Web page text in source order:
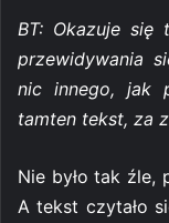
BT: Okazuje się
przewidywania
nic innego, jak
tamten tekst, za
Nie było tak źle,
A tekst czytało